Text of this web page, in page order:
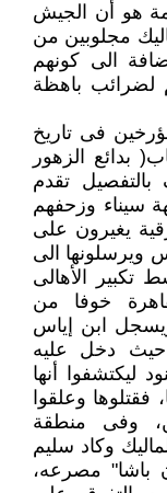
هو أن الجيش
مجلوبين من
الى كونهم
لضرائب باهظة
فى تاريخ
الزهور
تقدم
سيناء وزحفهم
يغيرون على
الى
تكبير الأهالى
خوفا من
ويسجل ابن إياس
حيث دخل عليه
أنها
فقتلوها وعلقوا
وفى منطقة
وكاد سليم
باشا" مصرعه،